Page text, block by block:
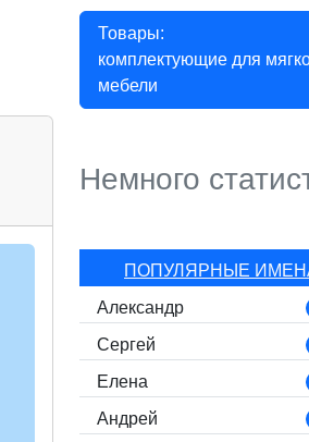
Товары:
комплектующие для
мебели
Немного
ПОПУЛЯРНЫЕ
Александр
Сергей
Елена
Андрей